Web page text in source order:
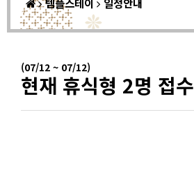
(07/12 ~ 07/12)
현재 휴식형 2명 접수